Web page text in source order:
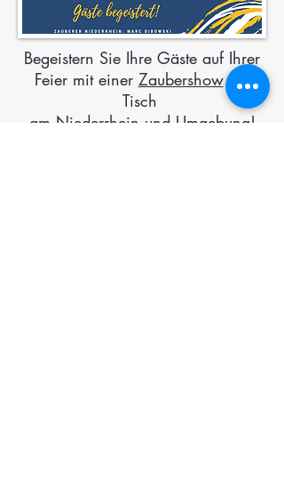
Begeistern Sie Ihre Gäste auf Ihrer
Feier mit einer Zaubershowam
Tisch
am Niederrhein und Umgebung!